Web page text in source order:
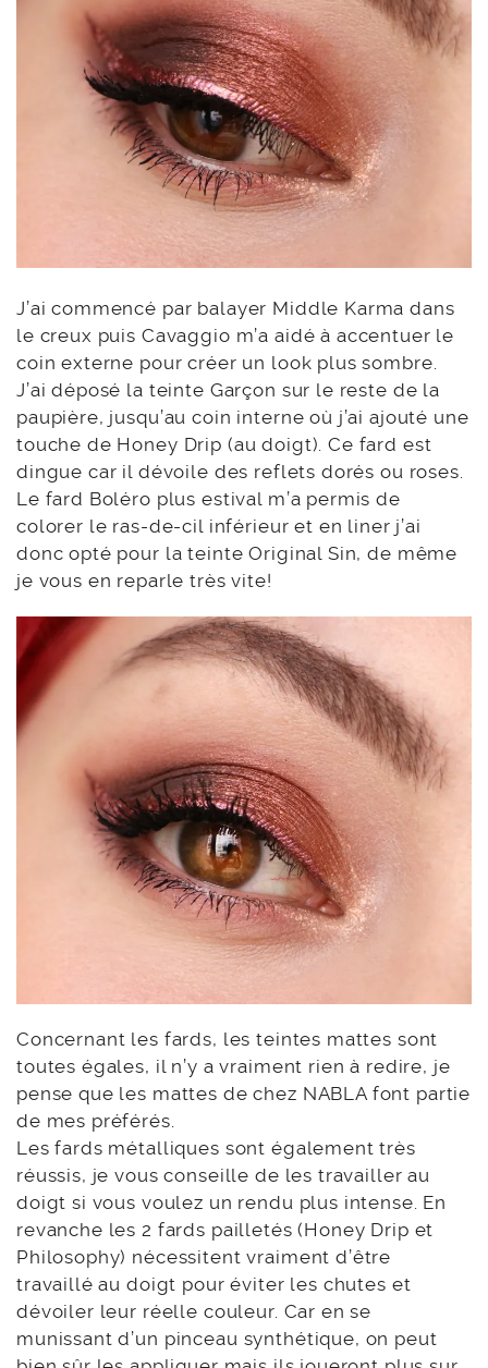
J’ai commencé par balayer Middle Karma dans
le creux puis Cavaggio m’a aidé à accentuer le
coin externe pour créer un look plus sombre.
J’ai déposé la teinte Garçon sur le reste de la
paupière, jusqu’au coin interne où j’ai ajouté une
touche de Honey Drip (au doigt). Ce fard est
dingue car il dévoile des reflets dorés ou roses.
Le fard Boléro plus estival m’a permis de
colorer le ras-de-cil inférieur et en liner j’ai
donc opté pour la teinte Original Sin, de même
je vous en reparle très vite!
Concernant les fards, les teintes mattes sont
toutes égales, il n’y a vraiment rien à redire, je
pense que les mattes de chez NABLA font partie
de mes préférés.
Les fards métalliques sont également très
réussis, je vous conseille de les travailler au
doigt si vous voulez un rendu plus intense. En
revanche les 2 fards pailletés (Honey Drip et
Philosophy) nécessitent vraiment d’être
travaillé au doigt pour éviter les chutes et
dévoiler leur réelle couleur. Car en se
munissant d’un pinceau synthétique, on peut